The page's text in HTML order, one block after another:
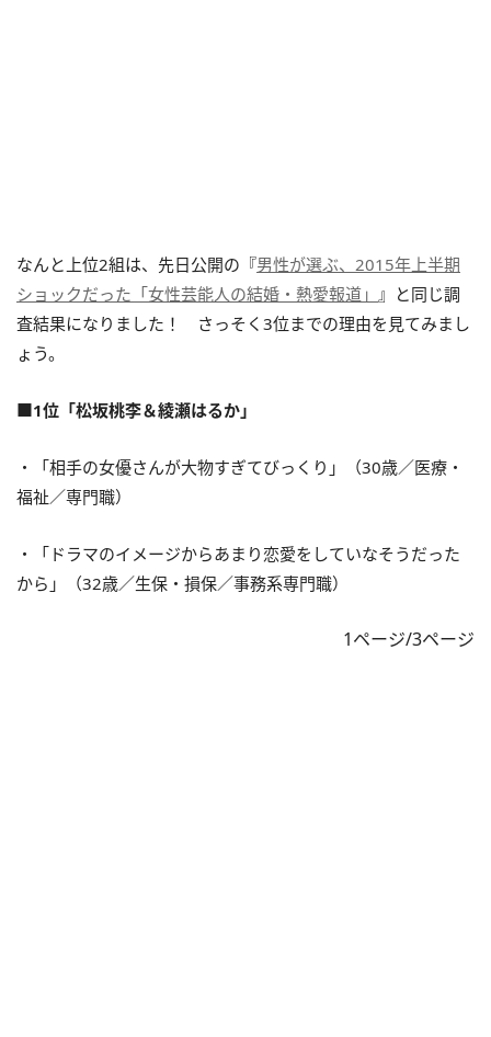
なんと上位2組は、先日公開の 『男性が選ぶ、2015年上半期
ショックだった「女性芸能人の結婚・熱愛報道」 』と同じ調
査結果になりました！ さっそく3位までの理由を見てみまし
ょう。
■1位「松坂桃李＆綾瀬はるか」
・「相手の女優さんが大物すぎてびっくり」（30歳／医療・
福祉／専門職）
・「ドラマのイメージからあまり恋愛をしていなそうだった
から」（32歳／生保・損保／事務系専門職）
1ページ/3ページ